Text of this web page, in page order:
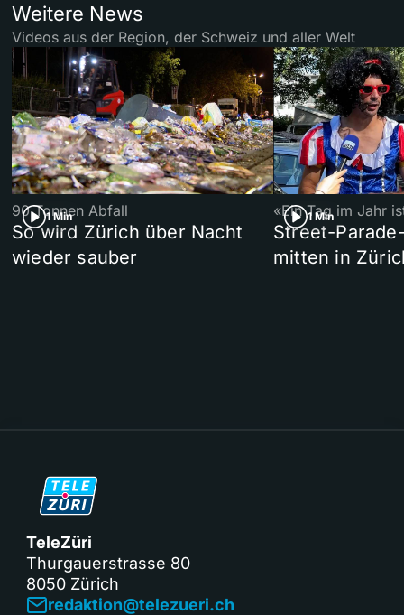
Weitere News
Videos aus der Region, der Schweiz und aller Welt
1 Min
90 Tonnen Abfall
So wird Zürich über Nacht
wieder sauber
1 Min
«Ein Tag im Jahr
Street-
mitten in
TeleZüri
Thurgauerstrasse 80
8050 Zürich
redaktion@telezueri.ch